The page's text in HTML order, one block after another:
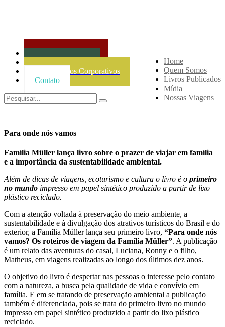
Home
Quem Somos
Livros Publicados
Mídia
Nossas Viagens
Treinamentos Corporativos
Contato
Para onde nós vamos
Família Müller lança livro sobre o prazer de viajar em família
e a importância da sustentabilidade ambiental.
Além de dicas de viagens, ecoturismo e cultura o livro é o primeiro
no mundo impresso em papel sintético produzido a partir de lixo
plástico reciclado.
Com a atenção voltada à preservação do meio ambiente, a
sustentabilidade e à divulgação dos atrativos turísticos do Brasil e do
exterior, a Família Müller lança seu primeiro livro, “Para onde nós
vamos? Os roteiros de viagem da Família Müller”. A publicação
é um relato das aventuras do casal, Luciana, Ronny e o filho,
Matheus, em viagens realizadas ao longo dos últimos dez anos.
O objetivo do livro é despertar nas pessoas o interesse pelo contato
com a natureza, a busca pela qualidade de vida e convívio em
família. E em se tratando de preservação ambiental a publicação
também é diferenciada, pois se trata do primeiro livro no mundo
impresso em papel sintético produzido a partir do lixo plástico
reciclado.